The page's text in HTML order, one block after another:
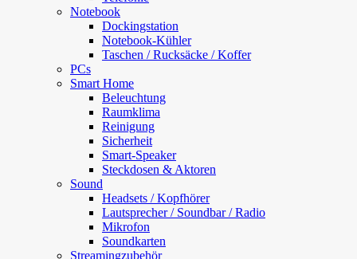
Notebook
Dockingstation
Notebook-Kühler
Taschen / Rucksäcke / Koffer
PCs
Smart Home
Beleuchtung
Raumklima
Reinigung
Sicherheit
Smart-Speaker
Steckdosen & Aktoren
Sound
Headsets / Kopfhörer
Lautsprecher / Soundbar / Radio
Mikrofon
Soundkarten
Streamingzubehör